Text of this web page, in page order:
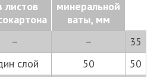
листов
минеральной
ваты, мм
– –
35
слой
50
50